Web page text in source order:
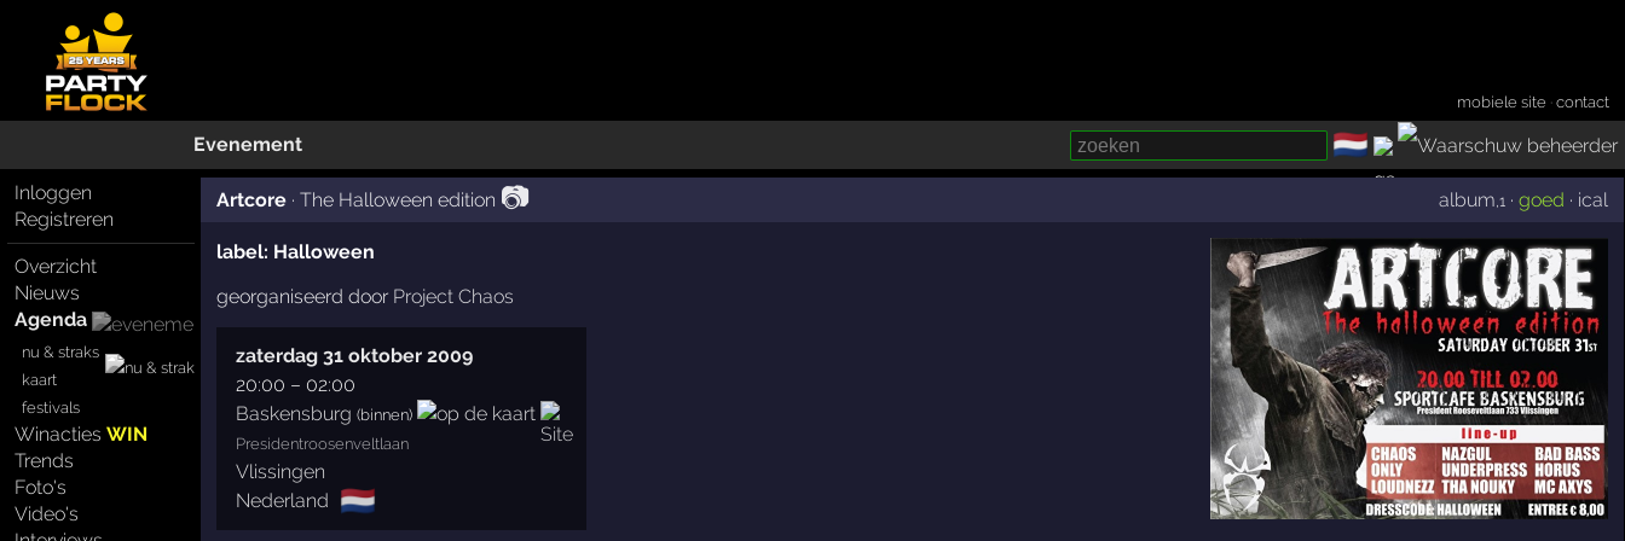
mobiele site ·contact
Evenement 🇳🇱
Inloggen
Registreren
Overzicht
Nieuws
Agenda
nu & straks
kaart
festivals
WinactiesWIN
Trends
Foto's
Video's
Artcore· The Halloween edition 📷 album ,1 ·goed · ical
label: Halloween
georganiseerd door Project Chaos
zaterdag 31 oktober 2009
20:00 – 02:00
Baskensburg (binnen)
Presidentroosenveltlaan
Vlissingen
Nederland 🇳🇱